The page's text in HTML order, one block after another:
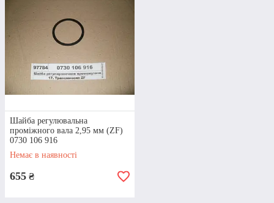
Шайба регулювальна
проміжного вала 2,95 мм (ZF)
0730 106 916
Немає в наявності
655 ₴